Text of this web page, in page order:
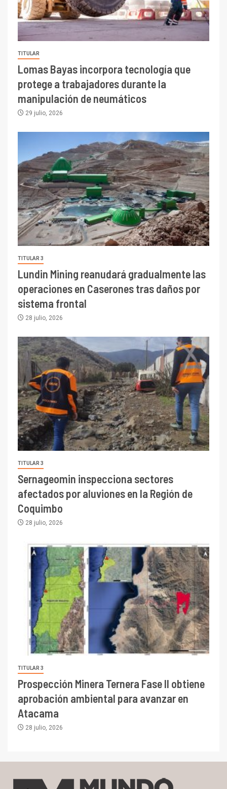
TITULAR
Lomas Bayas incorpora tecnología que
protege a trabajadores durante la
manipulación de neumáticos
29 julio, 2026
TITULAR 3
Lundin Mining reanudará gradualmente las
operaciones en Caserones tras daños por
sistema frontal
28 julio, 2026
TITULAR 3
Sernageomin inspecciona sectores
afectados por aluviones en la Región de
Coquimbo
28 julio, 2026
TITULAR 3
Prospección Minera Ternera Fase II obtiene
aprobación ambiental para avanzar en
Atacama
28 julio, 2026